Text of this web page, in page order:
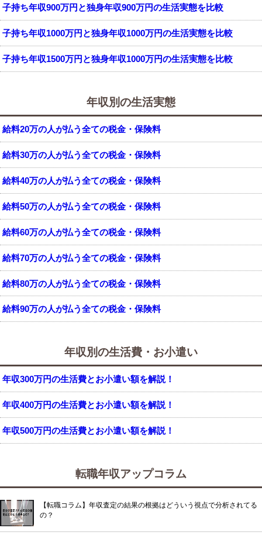
子持ち年収900万円と独身年収900万円の生活実態を比較
子持ち年収1000万円と独身年収1000万円の生活実態を比較
子持ち年収1500万円と独身年収1000万円の生活実態を比較
年収別の生活実態
給料20万の人が払う全ての税金・保険料
給料30万の人が払う全ての税金・保険料
給料40万の人が払う全ての税金・保険料
給料50万の人が払う全ての税金・保険料
給料60万の人が払う全ての税金・保険料
給料70万の人が払う全ての税金・保険料
給料80万の人が払う全ての税金・保険料
給料90万の人が払う全ての税金・保険料
年収別の生活費・お小遣い
年収300万円の生活費とお小遣い額を解説！
年収400万円の生活費とお小遣い額を解説！
年収500万円の生活費とお小遣い額を解説！
転職年収アップコラム
【転職コラム】年収査定の結果の根拠はどういう視点で分析されてる
の？